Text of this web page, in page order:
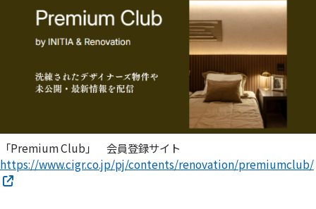
「Premium Club」 会員登録サイト
https://www.cigr.co.jp/pj/contents/renovation/premiumclub/